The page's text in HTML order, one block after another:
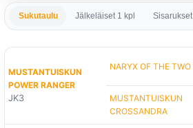
Sukutaulu Jälkeläiset 1 kpl Sisarukset
MUSTANTUISKUN
POWER RANGER
JK3
NARYX OF THE TWO
MUSTANTUISKUN
CROSSANDRA